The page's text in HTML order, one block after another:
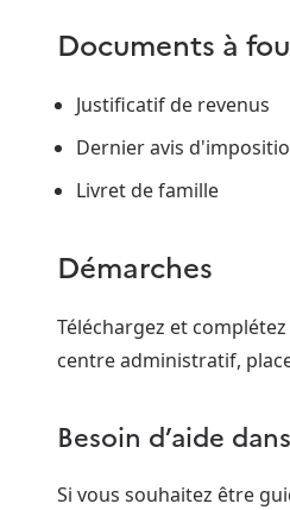
Documents à
Justificatif de revenus
Dernier avis
Livret de famille
Démarches
Téléchargez et
centre administratif,
Besoin d’aide
Si vous souhaitez être